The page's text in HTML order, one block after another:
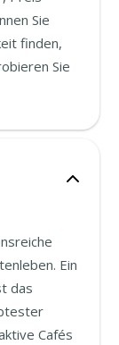
Sie
finden,
Sie
Ein
das
Cafés